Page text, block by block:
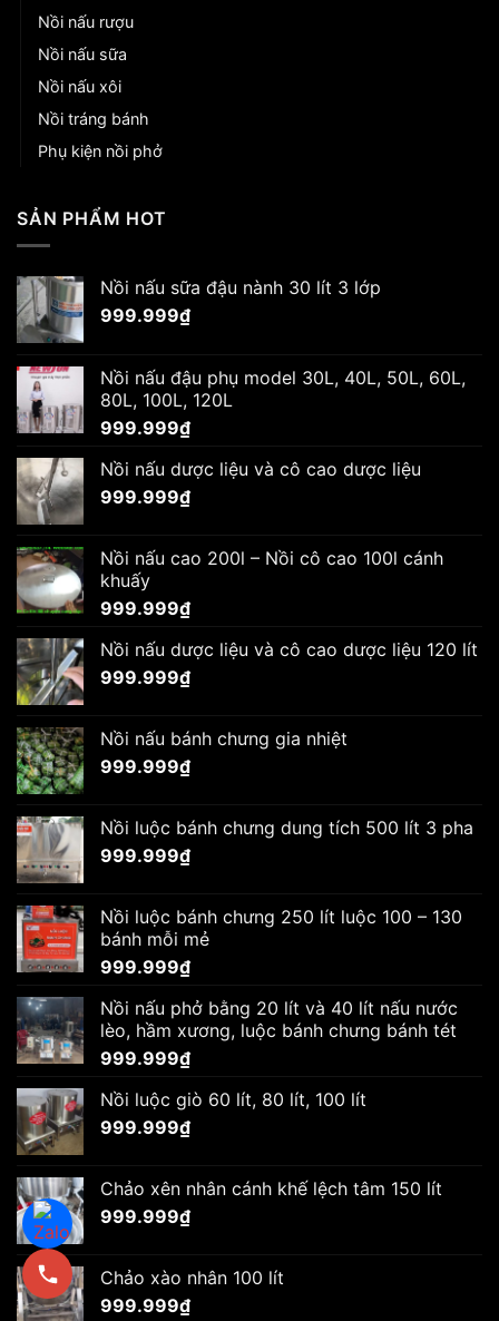
Nồi nấu rượu
Nồi nấu sữa
Nồi nấu xôi
Nồi tráng bánh
Phụ kiện nồi phở
SẢN PHẨM HOT
Nồi nấu sữa đậu nành 30 lít 3 lớp
999.999₫
Nồi nấu đậu phụ model 30L, 40L, 50L, 60L,
80L, 100L, 120L
999.999₫
Nồi nấu dược liệu và cô cao dược liệu
999.999₫
Nồi nấu cao 200l – Nồi cô cao 100l cánh
khuấy
999.999₫
Nồi nấu dược liệu và cô cao dược liệu 120 lít
999.999₫
Nồi nấu bánh chưng gia nhiệt
999.999₫
Nồi luộc bánh chưng dung tích 500 lít 3 pha
999.999₫
Nồi luộc bánh chưng 250 lít luộc 100 – 130
bánh mỗi mẻ
999.999₫
Nồi nấu phở bằng 20 lít và 40 lít nấu nước
lèo, hầm xương, luộc bánh chưng bánh tét
999.999₫
Nồi luộc giò 60 lít, 80 lít, 100 lít
999.999₫
Chảo xên nhân cánh khế lệch tâm 150 lít
999.999₫
Chảo xào nhân 100 lít
999.999₫